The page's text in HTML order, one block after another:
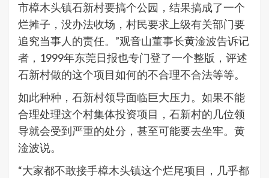
市樟木头镇石新村要搞个公园，结果搞成了一个
烂摊子，没办法收场，村民要求上级有关部门要
追究当事人的责任。”观音山董事长黄淦波告诉记
者，1999年东莞日报也专门登了一个整版，评述
石新村做的这个项目如何的不合理不合法等等。
如此种种，石新村领导面临巨大压力。如果不能
合理处理这个村集体投资项目，石新村的几位领
导就会受到严重的处分，甚至可能要去坐牢。黄
淦波说。
“大家都不敢接手樟木头镇这个烂尾项目，几乎都